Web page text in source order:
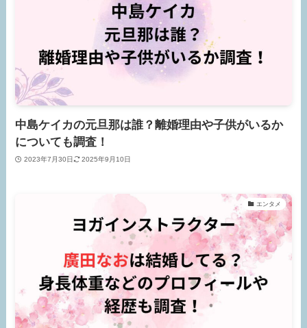
中島ケイカの元旦那は誰？離婚理由や子供がいるか
についても調査！
2023年7月30日 2025年9月10日
エンタメ